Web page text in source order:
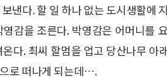
낸다. 할 일 하나 없는 도시생활에
감을 조른다. 박영감은 어머니를
다. 최씨 할멈을 업고 당산나무 아
로 떠나게 되는데….